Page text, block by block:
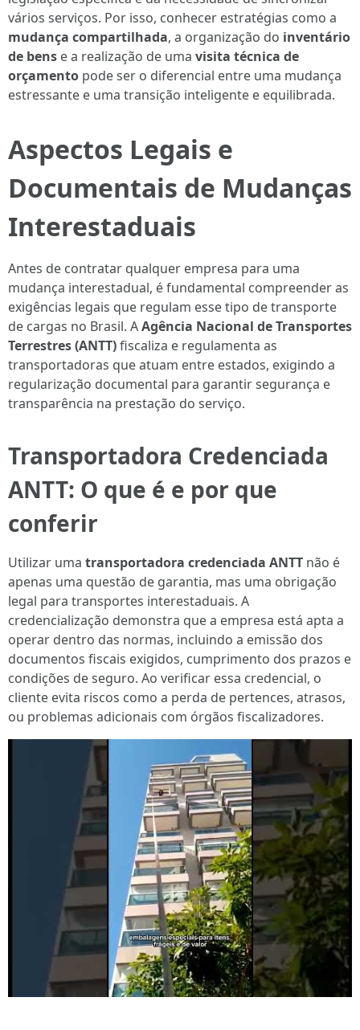
vários serviços. Por isso, conhecer estratégias como a
mudança compartilhada, a organização do inventário
de bens e a realização de uma visita técnica de
orçamento pode ser o diferencial entre uma mudança
estressante e uma transição inteligente e equilibrada.
Aspectos Legais e
Documentais de Mudanças
Interestaduais
Antes de contratar qualquer empresa para uma
mudança interestadual, é fundamental compreender as
exigências legais que regulam esse tipo de transporte
de cargas no Brasil. AAgência Nacional de Transportes
Terrestres (ANTT)fiscaliza e regulamenta as
transportadoras que atuam entre estados, exigindo a
regularização documental para garantir segurança e
transparência na prestação do serviço.
Transportadora Credenciada
ANTT: O que é e por que
conferir
Utilizar uma transportadora credenciada ANTT não é
apenas uma questão de garantia, mas uma obrigação
legal para transportes interestaduais. A
credencialização demonstra que a empresa está apta a
operar dentro das normas, incluindo a emissão dos
documentos fiscais exigidos, cumprimento dos prazos e
condições de seguro. Ao verificar essa credencial, o
cliente evita riscos como a perda de pertences, atrasos,
ou problemas adicionais com órgãos fiscalizadores.